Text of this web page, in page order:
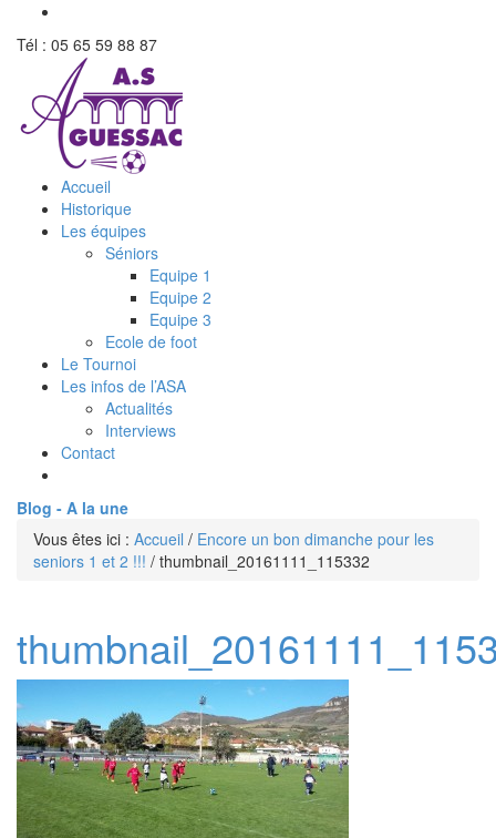
Tél : 05 65 59 88 87
Accueil
Historique
Les équipes
Séniors
Equipe 1
Equipe 2
Equipe 3
Ecole de foot
Le Tournoi
Les infos de l’ASA
Actualités
Interviews
Contact
Blog - A la une
Vous êtes ici : Accueil / Encore un bon dimanche pour les
seniors 1 et 2 !!! / thumbnail_20161111_115332